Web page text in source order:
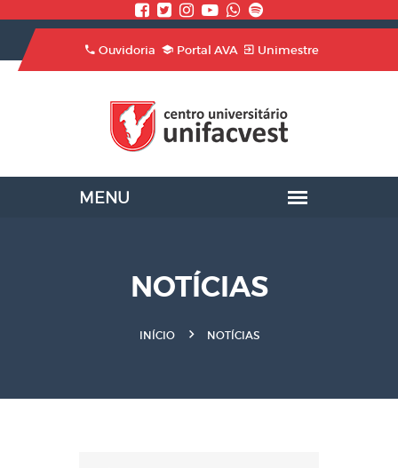
Ouvidoria Portal AVA Unimestre
NOTÍCIAS
INÍCIO NOTÍCIAS